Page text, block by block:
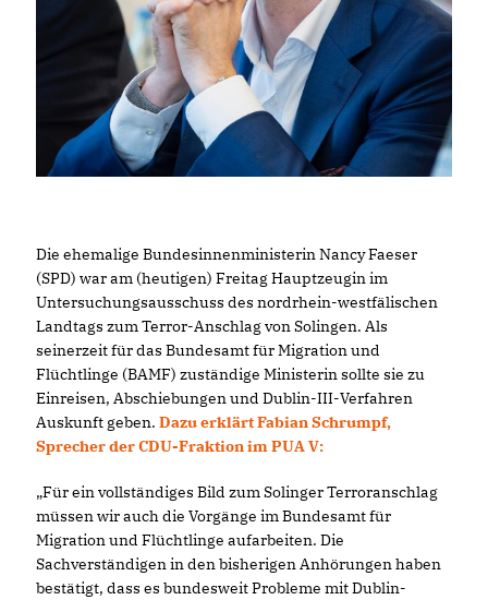
Die ehemalige Bundesinnenministerin Nancy Faeser
(SPD) war am (heutigen) Freitag Hauptzeugin im
Untersuchungsausschuss des nordrhein-westfälischen
Landtags zum Terror-Anschlag von Solingen. Als
seinerzeit für das Bundesamt für Migration und
Flüchtlinge (BAMF) zuständige Ministerin sollte sie zu
Einreisen, Abschiebungen und Dublin-III-Verfahren
Auskunft geben. Dazu erklärt Fabian Schrumpf,
Sprecher der CDU-Fraktion im PUA V:
Für ein vollständiges Bild zum Solinger Terroranschlag
müssen wir auch die Vorgänge im Bundesamt für
Migration und Flüchtlinge aufarbeiten. Die
Sachverständigen in den bisherigen Anhörungen haben
bestätigt, dass es bundesweit Probleme mit Dublin-